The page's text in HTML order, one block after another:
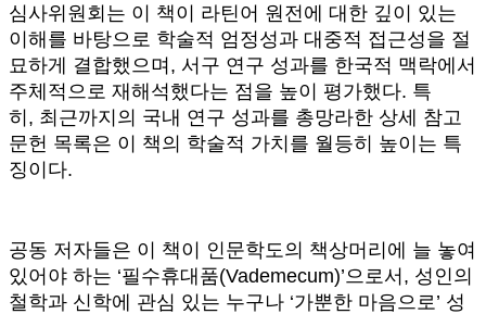
심사위원회는 이 책이 라틴어 원전에 대한 깊이 있는
이해를 바탕으로 학술적 엄정성과 대중적 접근성을 절
묘하게 결합했으며, 서구 연구 성과를 한국적 맥락에서
주체적으로 재해석했다는 점을 높이 평가했다. 특
히, 최근까지의 국내 연구 성과를 총망라한 상세 참고
문헌 목록은 이 책의 학술적 가치를 월등히 높이는 특
징이다.
공동 저자들은 이 책이 인문학도의 책상머리에 늘 놓여
있어야 하는 ‘필수휴대품(Vademecum)’으로서, 성인의
철학과 신학에 관심 있는 누구나 ‘가뿐한 마음으로’ 성